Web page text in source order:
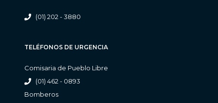
(01) 202 - 3880
TELÉFONOS DE URGENCIA
Comisaria de Pueblo Libre
(01) 462 - 0893
Bomberos